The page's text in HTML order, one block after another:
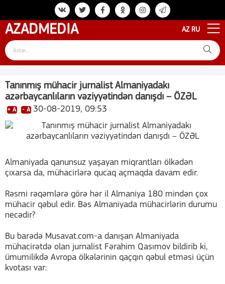
AZADMEDIA AZ RU
Tanınmış mühacir jurnalist Almaniyadakı
azərbaycanlıların vəziyyətindən danışdı – ÖZƏL
+ A - A 30-08-2019, 09:53
Almaniyada qanunsuz yaşayan miqrantları ölkədən
çıxarsa da, mühacirlərə qucaq açmaqda davam edir.
Rəsmi rəqəmlərə görə hər il Almaniya 180 mindən çox
mühacir qəbul edir. Bəs Almaniyada mühacirlərin durumu
necədir?
Bu barədə Musavat.com-a danışan Almaniyada
mühacirətdə olan jurnalist Fərahim Qasımov bildirib ki,
ümumilikdə Avropa ölkələrinin qaçqın qəbul etməsi üçün
kvotası var: